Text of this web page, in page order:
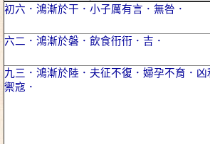
初六．鴻漸於干．小子厲有言．無咎．
六二．鴻漸於磐．飲食衎衎．吉．
九三．鴻漸於陸．夫征不復．婦孕不育．凶
禦寇．